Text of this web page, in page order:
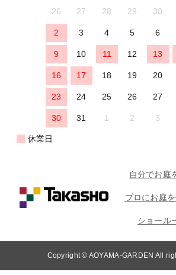
26 27 28 29 30
2 3 4 5 6
9 10 11 12 13
16 17 18 19 20
23 24 25 26 27
30 31 1 2 3
休業日
自分でお庭
プロにお庭
ショール
Copyright © AOYAMA-GARDEN All